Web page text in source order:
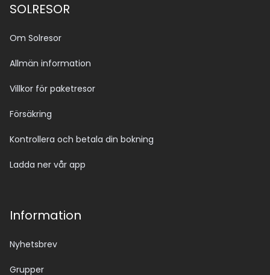
SOLRESOR
Om Solresor
Allmän information
Villkor för paketresor
Försäkring
Kontrollera och betala din bokning
Ladda ner vår app
Information
Nyhetsbrev
Grupper